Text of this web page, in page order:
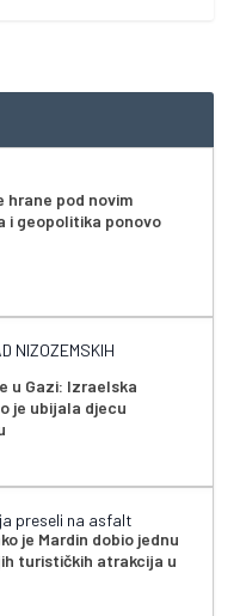
hrane pod novim
i geopolitika ponovo
NIZOZEMSKIH
u Gazi: Izraelska
je ubijala djecu
preseli na asfalt
je Mardin dobio jednu
turističkih atrakcija u